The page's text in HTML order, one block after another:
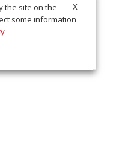
X
the site on the
some information